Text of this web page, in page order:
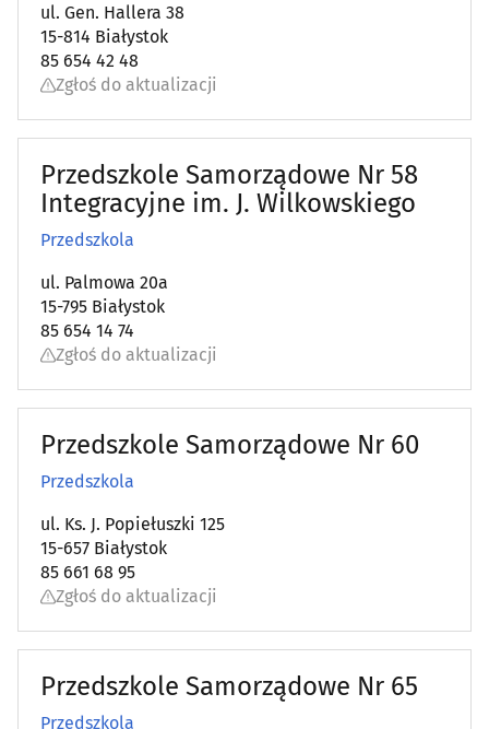
ul. Gen. Hallera 38
15-814 Białystok
85 654 42 48
Zgłoś do aktualizacji
Przedszkole Samorządowe Nr 58
Integracyjne im. J. Wilkowskiego
Przedszkola
ul. Palmowa 20a
15-795 Białystok
85 654 14 74
Zgłoś do aktualizacji
Przedszkole Samorządowe Nr 60
Przedszkola
ul. Ks. J. Popiełuszki 125
15-657 Białystok
85 661 68 95
Zgłoś do aktualizacji
Przedszkole Samorządowe Nr 65
Przedszkola